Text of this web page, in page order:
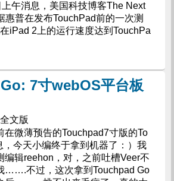
午消息，美国科技博客The Next
惠普在发布TouchPad前的一次测
iPad 2上的运行速度达到TouchPa
7寸webOS平台板
文版
在微薄预告的Touchpad7寸版的To
，今天小编终于拿到机器了：）我
编辑reehon，对，之前吐槽Veer不
…….不过，这次拿到Touchpad Go